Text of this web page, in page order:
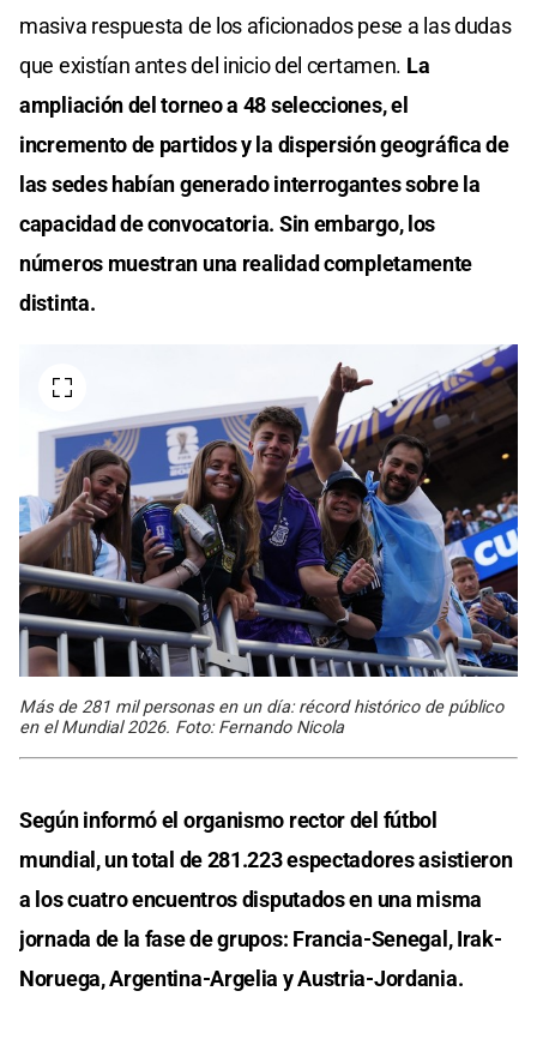
masiva respuesta de los aficionados pese a las dudas
que existían antes del inicio del certamen. La
ampliación del torneo a 48 selecciones, el
incremento de partidos y la dispersión geográfica de
las sedes habían generado interrogantes sobre la
capacidad de convocatoria. Sin embargo, los
números muestran una realidad completamente
distinta.
Más de 281 mil personas en un día: récord histórico de público
en el Mundial 2026. Foto: Fernando Nicola
Según informó el organismo rector del fútbol
mundial, un total de 281.223 espectadores asistieron
a los cuatro encuentros disputados en una misma
jornada de la fase de grupos: Francia-Senegal, Irak-
Noruega, Argentina-Argelia y Austria-Jordania.